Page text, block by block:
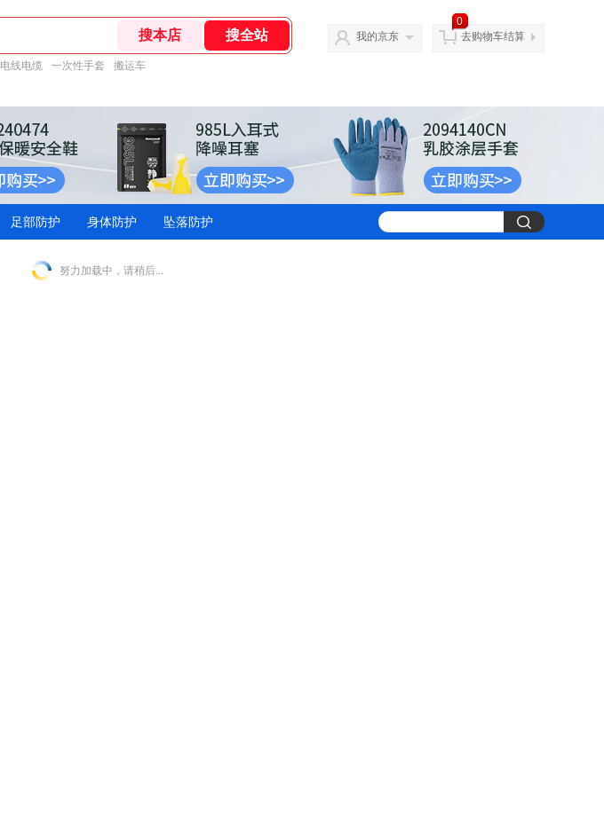
电线电缆 一次性手套 搬运车
我的京东
0
去购物车结算
足部防护 身体防护 坠落防护
努力加载中，请稍后...